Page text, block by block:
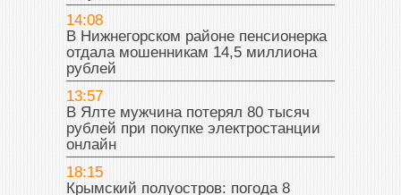
14:08
В Нижнегорском районе пенсионерка
отдала мошенникам 14,5 миллиона
рублей
13:57
В Ялте мужчина потерял 80 тысяч
рублей при покупке электростанции
онлайн
18:15
Крымский полуостров: погода 8